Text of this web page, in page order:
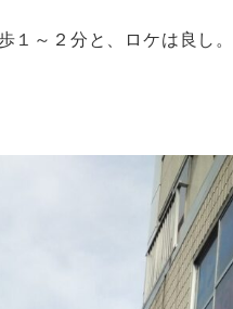
１～２分と、ロケは良し。